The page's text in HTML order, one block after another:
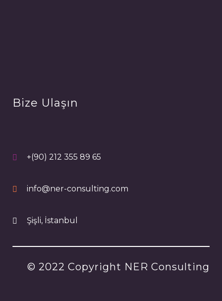
Bize Ulaşın
+(90) 212 355 89 65
info@ner-consulting.com
Şişli, İstanbul
© 2022 Copyright NER Consulting